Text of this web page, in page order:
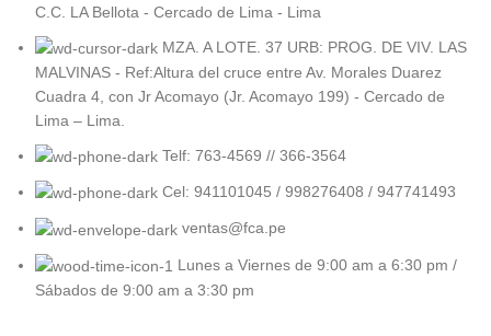
C.C. LA Bellota - Cercado de Lima - Lima
MZA. A LOTE. 37 URB: PROG. DE VIV. LAS
MALVINAS - Ref:Altura del cruce entre Av. Morales Duarez
Cuadra 4, con Jr Acomayo (Jr. Acomayo 199) - Cercado de
Lima – Lima.
Telf: 763-4569 // 366-3564
Cel: 941101045 / 998276408 / 947741493
ventas@fca.pe
Lunes a Viernes de 9:00 am a 6:30 pm /
Sábados de 9:00 am a 3:30 pm